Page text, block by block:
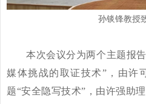
孙锬锋教授
本次会议分为两个主题报
媒体挑战的取证技术”，由许
题“安全隐写技术”，由许强助